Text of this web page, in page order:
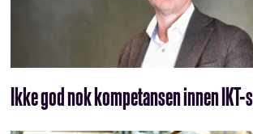
Ikke god nok kompetansen innen